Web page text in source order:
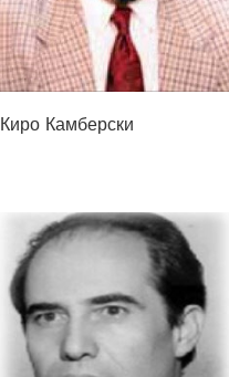
Киро Камберски